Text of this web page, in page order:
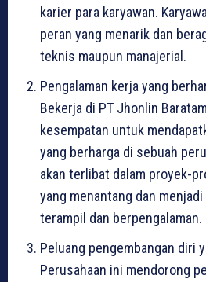
karier para karyawan.
peran yang menarik dan
teknis maupun manajerial.
Pengalaman kerja yang
Bekerja di PT Jhonlin
kesempatan untuk
yang berharga di sebuah
akan terlibat dalam proyek-
yang menantang dan
terampil dan berpengalaman.
Peluang pengembangan diri
Perusahaan ini mendorong